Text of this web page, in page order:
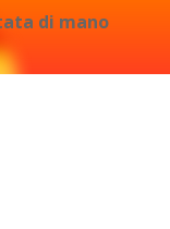
di mano